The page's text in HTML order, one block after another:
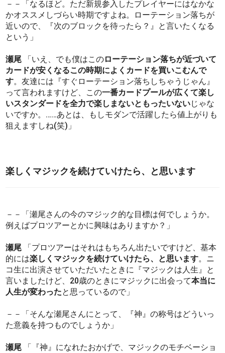
－－「なるほど。ただ新規参入したプレイヤーにはなかな
かオススメしづらい時期ですよね。ローテーション落ちが
近いので、『次のブロックを待ったら？』と言いたくなる
という」
瀬尾 「いえ、でも僕はこのローテーション落ちが近づいて
カードが安くなるこの時期によくカードを買いこむんで
す。友達には『すぐローテーション落ちしちゃうじゃん』
って言われますけど、この一番カードプールが広くて楽し
いスタンダードを全力で楽しまないともったいないじゃな
いですか。……あとは、もしモダンで活躍したら値上がりも
狙えますしね(笑)」
楽しくマジックを続けていけたら、と思います
－－「瀬尾さんの今のマジック的な目標は何でしょうか。
例えばプロツアーとかに興味はありますか？」
瀬尾
「プロツアーはそれはもちろん出たいですけど、基本
的には楽しくマジックを続けていけたら、と思います。ニ
コ生に出演させていただいたときに『マジックは人生』と
言いましたけど、20歳のときにマジックに出会って本当に
人生が変わったと思っているので」
－－「そんな瀬尾さんにとって、『神』の称号はどういっ
た意義を持つものでしょうか」
瀬尾
「『神』になれたおかげで、マジックのモチベーショ